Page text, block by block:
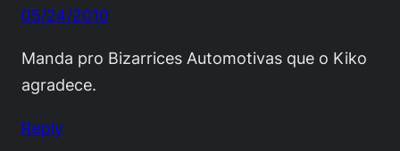
05/24/2010
Manda pro Bizarrices Automotivas que o Kiko
agradece.
Reply